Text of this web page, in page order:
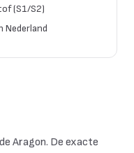
(S1/S2)
Nederland
Aragon. De exacte